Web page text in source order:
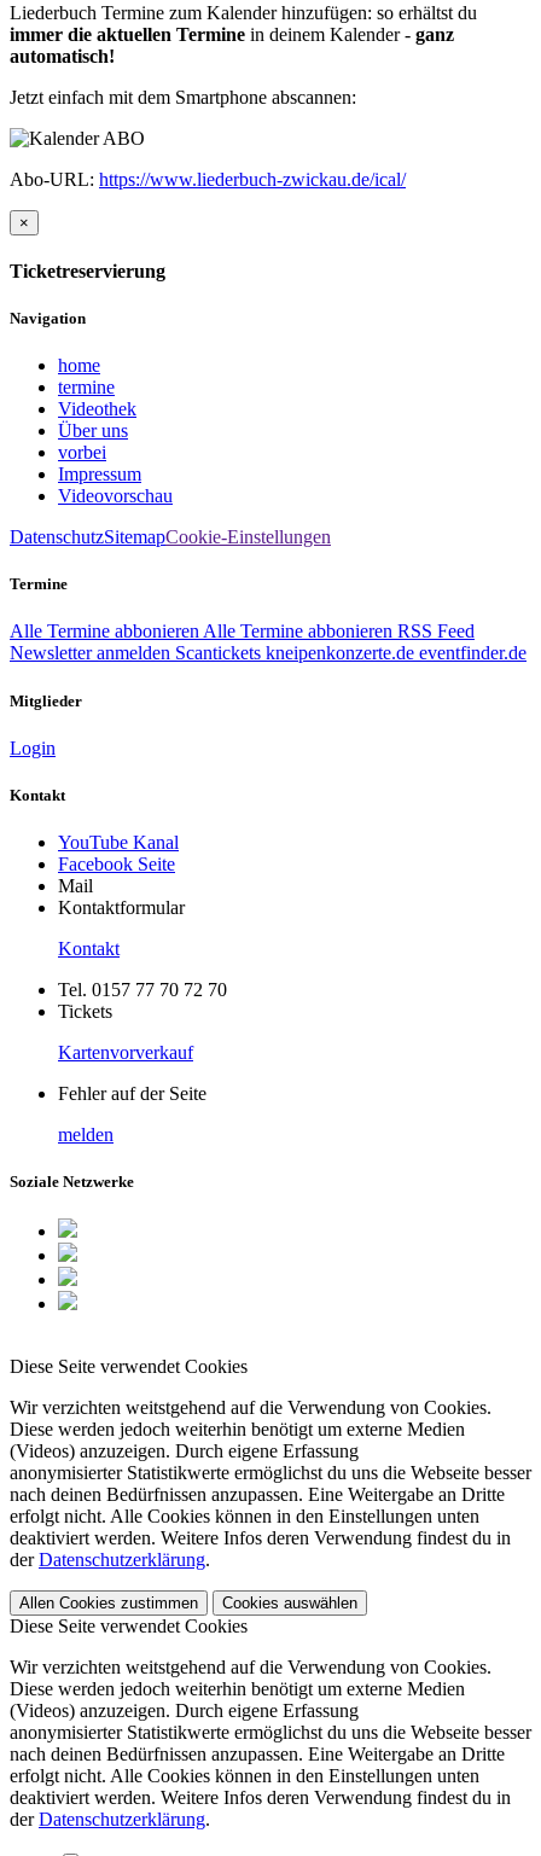
Liederbuch Termine zum Kalender hinzufügen: so erhältst du
immer die aktuellen Termine in deinem Kalender - ganz
automatisch!
Jetzt einfach mit dem Smartphone abscannen:
Abo-URL: https://www.liederbuch-zwickau.de/ical/
×
Ticketreservierung
Navigation
home
termine
Videothek
Über uns
vorbei
Impressum
Videovorschau
DatenschutzSitemapCookie-Einstellungen
Termine
Alle Termine abbonierenAlle Termine abbonieren RSS Feed
Newsletter anmelden Scantickets kneipenkonzerte.de eventfinder.de
Mitglieder
Login
Kontakt
YouTube Kanal
Facebook Seite
Mail
Kontaktformular
Kontakt
Tel. 0157 77 70 72 70
Tickets
Kartenvorverkauf
Fehler auf der Seite
melden
Soziale Netzwerke
Diese Seite verwendet Cookies
Wir verzichten weitstgehend auf die Verwendung von Cookies.
Diese werden jedoch weiterhin benötigt um externe Medien
(Videos) anzuzeigen. Durch eigene Erfassung
anonymisierter Statistikwerte ermöglichst du uns die Webseite besser
nach deinen Bedürfnissen anzupassen. Eine Weitergabe an Dritte
erfolgt nicht. Alle Cookies können in den Einstellungen unten
deaktiviert werden. Weitere Infos deren Verwendung findest du in
derDatenschutzerklärung.
Allen Cookies zustimmen Cookies auswählen
Diese Seite verwendet Cookies
Wir verzichten weitstgehend auf die Verwendung von Cookies.
Diese werden jedoch weiterhin benötigt um externe Medien
(Videos) anzuzeigen. Durch eigene Erfassung
anonymisierter Statistikwerte ermöglichst du uns die Webseite besser
nach deinen Bedürfnissen anzupassen. Eine Weitergabe an Dritte
erfolgt nicht. Alle Cookies können in den Einstellungen unten
deaktiviert werden. Weitere Infos deren Verwendung findest du in
derDatenschutzerklärung.